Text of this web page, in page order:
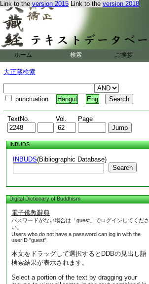
Link to the version 2015 Link to the version 2018
ホーム 検索 ご挨拶
大正蔵検索
punctuation Hangul Eng
TextNo. Vol. Page
INBUDS
INBUDS(Bibliographic Database)
Search
Digital Dictionary of Buddhism
電子佛教辭典
パスワードがない場合は「guest」でログインしてくださ
い。
Users who do not have a password can log in with the
userID "guest".
本文をドラッグして選択するとDDBの見出し語
検索結果が表示されます。
Select a portion of the text by dragging your